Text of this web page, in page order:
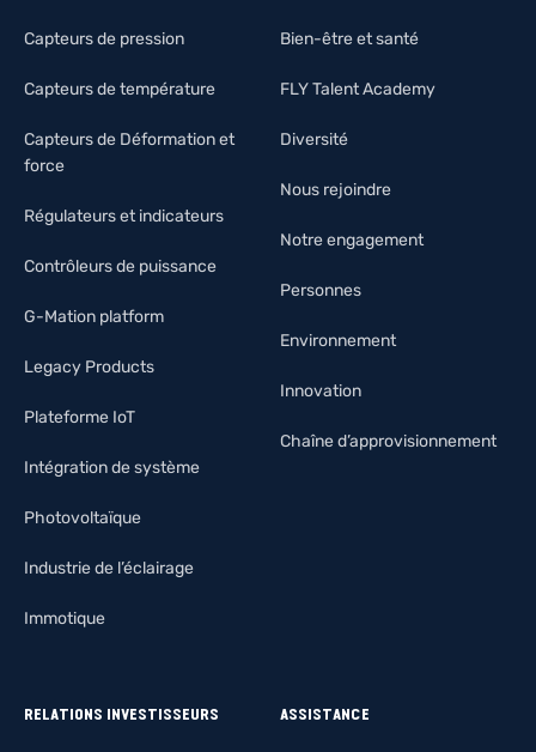
Capteurs de pression
Capteurs de température
Capteurs de Déformation et
force
Régulateurs et indicateurs
Contrôleurs de puissance
G-Mation platform
Legacy Products
Plateforme IoT
Intégration de système
Photovoltaïque
Industrie de l’éclairage
Immotique
Bien-être et santé
FLY Talent Academy
Diversité
Nous rejoindre
Notre engagement
Personnes
Environnement
Innovation
Chaîne d’approvisionnement
RELATIONS INVESTISSEURS ASSISTANCE